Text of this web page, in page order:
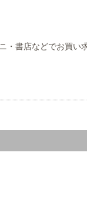
書店などでお買い